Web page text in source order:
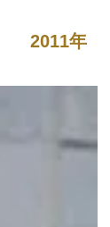
2011年